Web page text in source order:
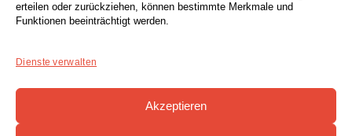
erteilen oder zurückziehen, können bestimmte Merkmale und
Funktionen beeinträchtigt werden.
Dienste verwalten
Akzeptieren